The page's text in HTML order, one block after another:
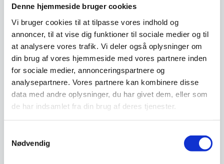
Denne hjemmeside bruger cookies
Vi bruger cookies til at tilpasse vores indhold og
annoncer, til at vise dig funktioner til sociale medier og til
at analysere vores trafik. Vi deler også oplysninger om
din brug af vores hjemmeside med vores partnere inden
for sociale medier, annonceringspartnere og
analysepartnere. Vores partnere kan kombinere disse
data med andre oplysninger, du har givet dem, eller som
de har indsamlet fra din brug af deres tjenester.
Nødvendig
køkkenmaskine
Mange køkkenmaskiner kan få nyt liv. Vi
tilbagekøber hvert år mange maskiner af alle
fabrikater, som vi renoverer og sælger igen. Få
derfor en vurdering af din gamle maskine.
Klik her og få et tilbud
Finansiering